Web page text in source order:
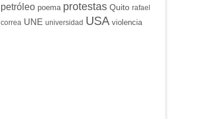
petróleo poema protestas Quito rafael
correa UNE universidad USA violencia